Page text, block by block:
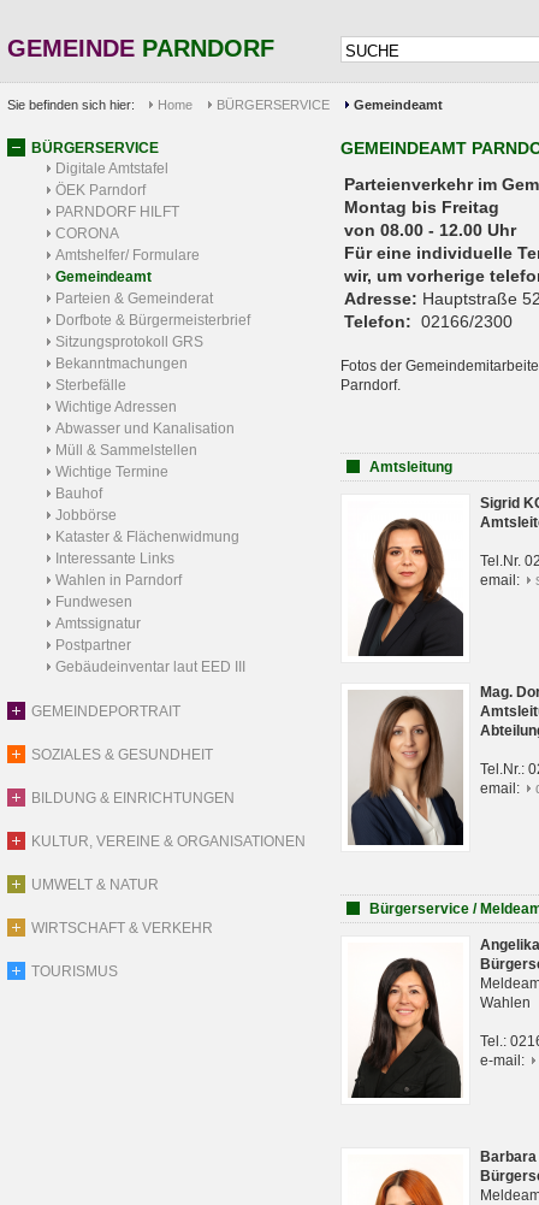
GEMEINDE PARNDORF
Sie befinden sich hier: Home BÜRGERSERVICE Gemeindeamt
BÜRGERSERVICE
Digitale Amtstafel
ÖEK Parndorf
PARNDORF HILFT
CORONA
Amtshelfer/ Formulare
Gemeindeamt
Parteien & Gemeinderat
Dorfbote & Bürgermeisterbrief
Sitzungsprotokoll GRS
Bekanntmachungen
Sterbefälle
Wichtige Adressen
Abwasser und Kanalisation
Müll & Sammelstellen
Wichtige Termine
Bauhof
Jobbörse
Kataster & Flächenwidmung
Interessante Links
Wahlen in Parndorf
Fundwesen
Amtssignatur
Postpartner
Gebäudeinventar laut EED III
GEMEINDEPORTRAIT
SOZIALES & GESUNDHEIT
BILDUNG & EINRICHTUNGEN
KULTUR, VEREINE & ORGANISATIONEN
UMWELT & NATUR
WIRTSCHAFT & VERKEHR
TOURISMUS
GEMEINDEAMT
Parteienverkehr
Montag bis Freitag
von 08.00 - 12.00 Uhr
Für eine individuelle
wir, um vorherige
Adresse: Hauptstraße
Telefon: 02166/2300
Fotos der
Parndorf.
Amtsleitung
Sigrid
Tel.Nr.
email:
Mag.
Tel.Nr.:
email:
Bürgerservice /
Wahlen
Tel.:
e-mail: